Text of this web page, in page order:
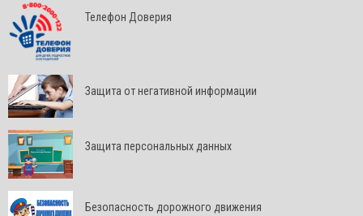
Телефон Доверия
Защита от негативной информации
Защита персональных данных
Безопасность дорожного движения